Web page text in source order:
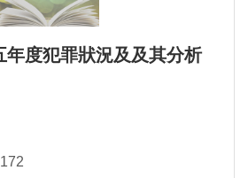
年度犯罪狀況及及其分析